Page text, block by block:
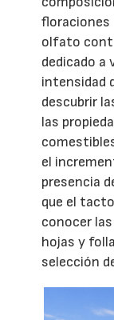
floraciones
olfato
dedicado a
intensidad
descubrir
las
el
presencia
que el
conocer
hojas y
selección